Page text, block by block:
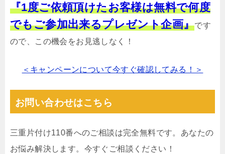
『1度ご依頼頂けたお客様は無料で何度
でもご参加出来るプレゼント企画』です
ので、この機会をお見逃しなく！
＜キャンペーンについて今すぐ確認してみる！＞
お問い合わせはこちら
三重片付け110番へのご相談は完全無料です。あなたの
お悩み解決します。今すぐご相談ください！